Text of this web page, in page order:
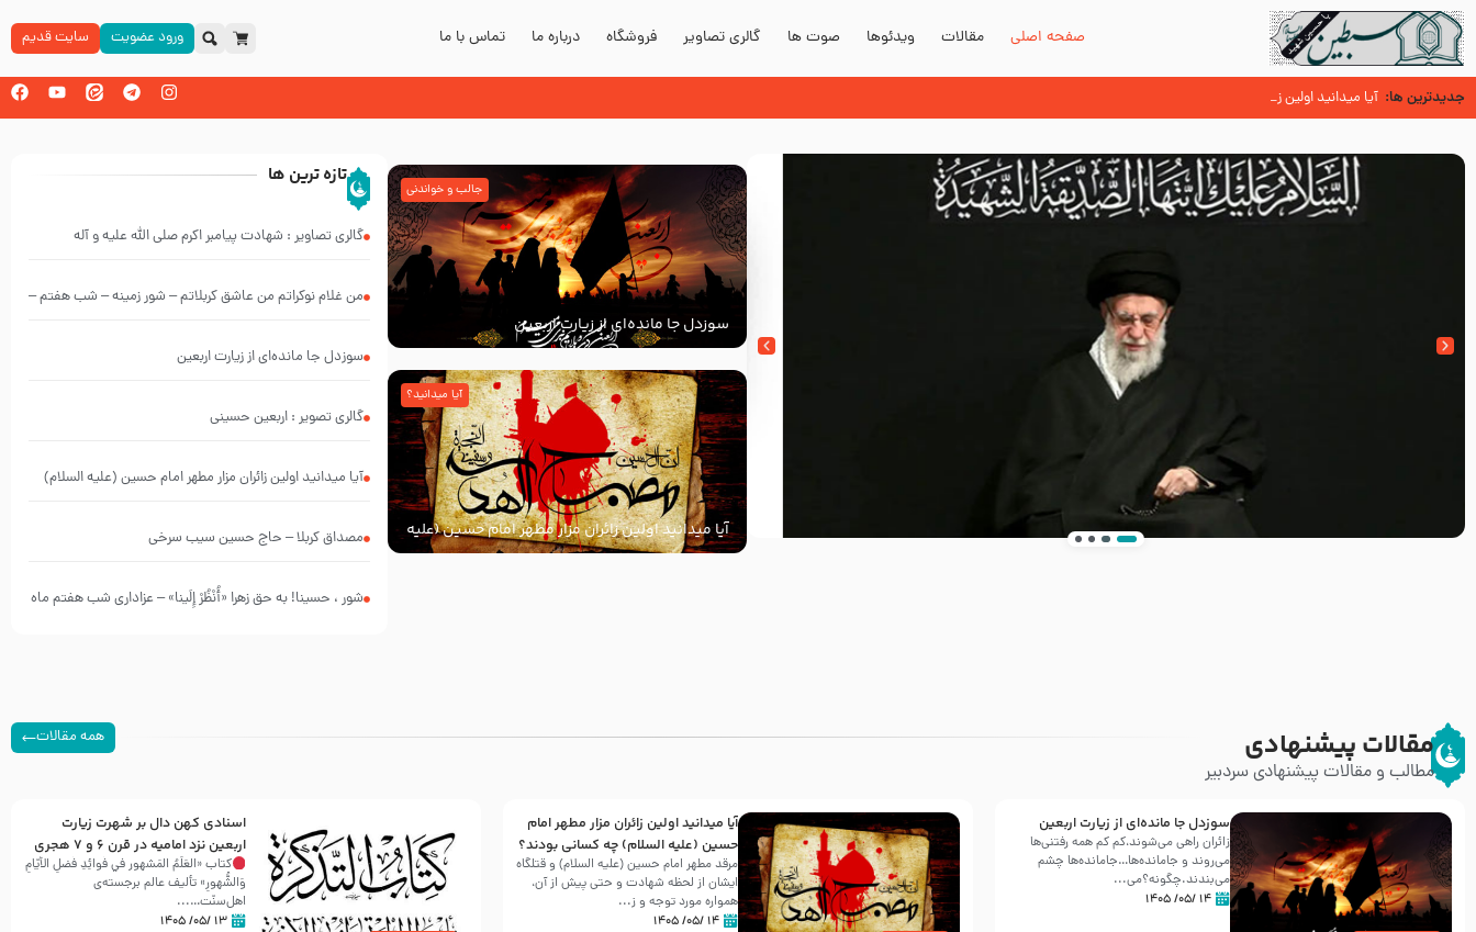
صفحه اصلی مقالات ویدئوها صوت ها گالری تصاویر فروشگاه درباره ما تماس با ما ورود عضویت سایت قدیم
جدیدترین ها: آیا میدانید اولین زائران مزار مطهر امام حسین (علیه السلام) چه
اسنادی کهن دال بر شهرت زیارت اربعین نزد امامیه در قرن ۶ و ۷ هجری
زائران اربعین حسینی
سوزدل جا مانده‌ای از زیارت اربعین
جالب و خواندنی
آیا میدانید اولین زائران مزار مطهر امام حسین (علیه
السلام) چه کسانی بودند؟
آیا میدانید؟
تازه ترین ها
گالری تصاویر : شهادت پیامبر اکرم صلی الله علیه و آله
من غلام نوکراتم من عاشق کربلاتم – شور زمینه – شب هفتم –
سوزدل جا مانده‌ای از زیارت اربعین
گالری تصویر : اربعین حسینی
آیا میدانید اولین زائران مزار مطهر امام حسین (علیه السلام)
مصداق کربلا – حاج حسین سیب سرخی
شور ، حسینا! به‌ حق زهرا «أُنْظُرْ إِلَینا» – عزاداری شب هفتم ماه
مقالات پیشنهادی
مطالب و مقالات پیشنهادی سردبیر
همه مقالات
سوزدل جا مانده‌ای از زیارت اربعین
زائران راهی می‌شوند،کم‌ کم همه رفتنی‌ها
می‌روند و جامانده‌ها…جامانده‌ها چشم
می‌بندند.چگونه؟می‌...
۱۴ /۰۵/ ۱۴۰۵
آیا میدانید اولین زائران مزار مطهر امام
حسین (علیه السلام) چه کسانی بودند؟
مرقد مطهر امام حسین (علیه السلام) و قتلگاه
ایشان از لحظه شهادت و حتی پیش از آن،
همواره مورد توجه و ز...
۱۴ /۰۵/ ۱۴۰۵
اسنادی کهن دال بر شهرت زیارت
اربعین نزد امامیه در قرن ۶ و ۷ هجری
کتاب «العَلَمُ المَشهور في فَوائِدِ فَضلِ الأيّامِ
وَالشُّهورِ» تألیف عالم برجسته‌ی
اهل‌سنّت…...
۱۳ /۰۵/ ۱۴۰۵